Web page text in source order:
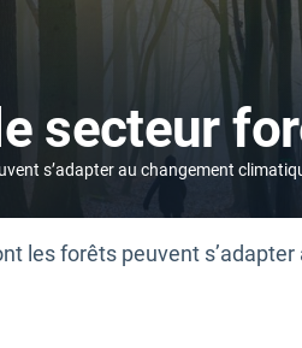
secteur
s’adapter au changement
les forêts peuvent